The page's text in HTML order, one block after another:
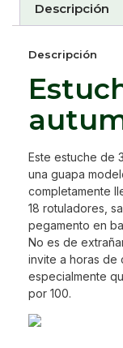
Descripción
Descripción
Este estuche de
una guapa
completamente
18 rotuladores,
pegamento en
No es de
invite a horas de
especialmente
por 100.